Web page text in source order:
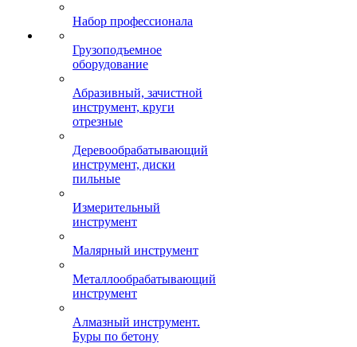
Набор профессионала
Грузоподъемное
оборудование
Абразивный, зачистной
инструмент, круги
отрезные
Деревообрабатывающий
инструмент, диски
пильные
Измерительный
инструмент
Малярный инструмент
Металлообрабатывающий
инструмент
Алмазный инструмент.
Буры по бетону